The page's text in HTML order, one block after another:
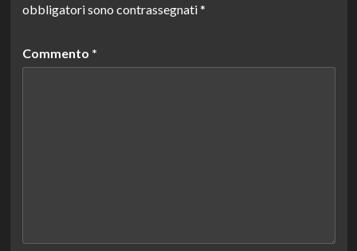
obbligatori sono contrassegnati*
Commento *